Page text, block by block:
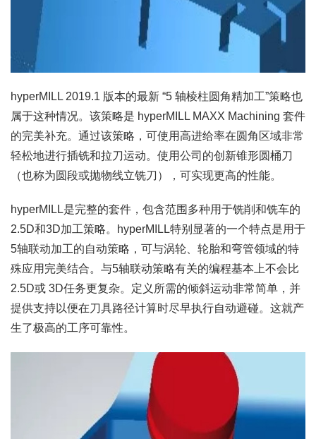
hyperMILL 2019.1 版本的最新 “5 轴棱柱圆角精加工”策略也
属于这种情况。该策略是 hyperMILL MAXX Machining 套件
的完美补充。通过该策略，可使用高进给率在圆角区域非常
轻松地进行插铣和拉刀运动。使用公司的创新锥形圆桶刀
（也称为圆段或抛物线立铣刀），可实现更高的性能。
hyperMILL是完整的套件，包含范围多种用于铣削和铣车的
2.5D和3D加工策略。hyperMILL特别显著的一个特点是用于
5轴联动加工的自动策略，可与涡轮、轮胎和弯管领域的特
殊应用完美结合。与5轴联动策略有关的编程基本上不会比
2.5D或 3D任务更复杂。定义所需的倾斜运动非常简单，并
提供支持以便在刀具路径计算时尽早执行自动避碰。这就产
生了极高的工序可靠性。